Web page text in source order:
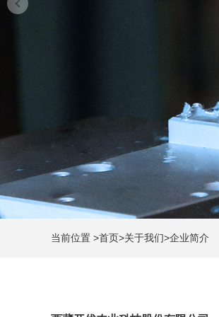
当前位置 >首页>关于我们>企业简介